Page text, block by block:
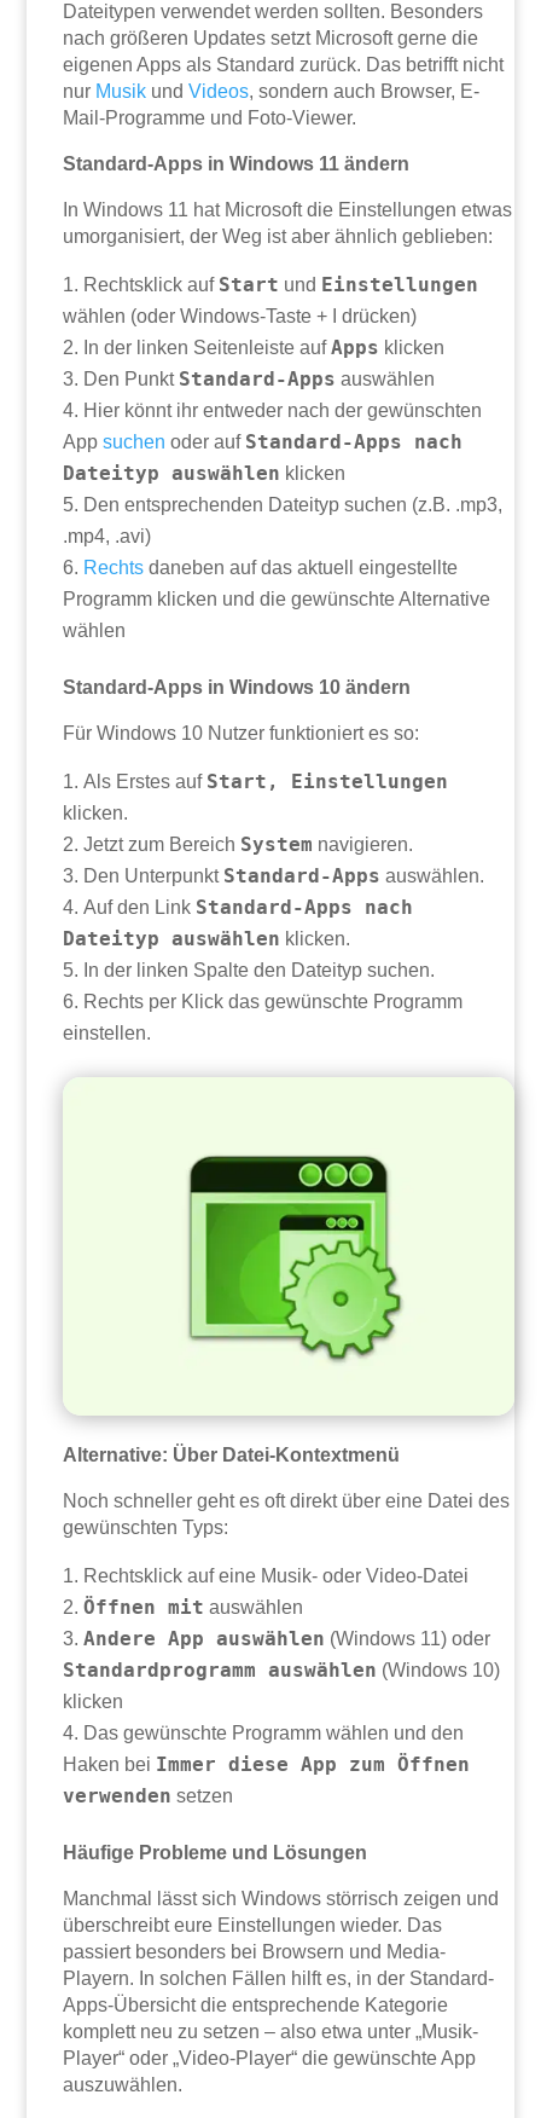
Dateitypen verwendet werden sollten. Besonders
nach größeren Updates setzt Microsoft gerne die
eigenen Apps als Standard zurück. Das betrifft nicht
nur Musik undVideos, sondern auch Browser, E-
Mail-Programme und Foto-Viewer.
Standard-Apps in Windows 11 ändern
In Windows 11 hat Microsoft die Einstellungen etwas
umorganisiert, der Weg ist aber ähnlich geblieben:
Rechtsklick auf Start und Einstellungen
wählen (oder Windows-Taste + I drücken)
In der linken Seitenleiste aufApps klicken
Den Punkt Standard-Apps auswählen
Hier könnt ihr entweder nach der gewünschten
Appsuchen oder auf Standard-Apps nach
Dateityp auswählen klicken
Den entsprechenden Dateityp suchen (z.B. .mp3,
.mp4, .avi)
Rechts daneben auf das aktuell eingestellte
Programm klicken und die gewünschte Alternative
wählen
Standard-Apps in Windows 10 ändern
Für Windows 10 Nutzer funktioniert es so:
Als Erstes auf Start, Einstellungen
klicken.
Jetzt zum Bereich System navigieren.
Den Unterpunkt Standard-Apps auswählen.
Auf den Link Standard-Apps nach
Dateityp auswählen klicken.
In der linken Spalte den Dateityp suchen.
Rechts per Klick das gewünschte Programm
einstellen.
Alternative: Über Datei-Kontextmenü
Noch schneller geht es oft direkt über eine Datei des
gewünschten Typs:
Rechtsklick auf eine Musik- oder Video-Datei
Öffnen mit auswählen
Andere App auswählen (Windows 11) oder
Standardprogramm auswählen (Windows 10)
klicken
Das gewünschte Programm wählen und den
Haken bei Immer diese App zum Öffnen
verwenden setzen
Häufige Probleme und Lösungen
Manchmal lässt sich Windows störrisch zeigen und
überschreibt eure Einstellungen wieder. Das
passiert besonders bei Browsern und Media-
Playern. In solchen Fällen hilft es, in der Standard-
Apps-Übersicht die entsprechende Kategorie
komplett neu zu setzen – also etwa unter „Musik-
Player“ oder „Video-Player“ die gewünschte App
auszuwählen.